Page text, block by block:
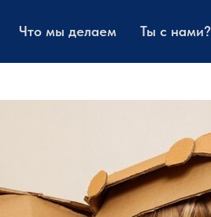
Что мы делаем Ты с нами?